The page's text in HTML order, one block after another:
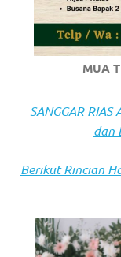
check
this
right
now
https://
visit
MUA
SANGGAR
dan
Berikut Rincian